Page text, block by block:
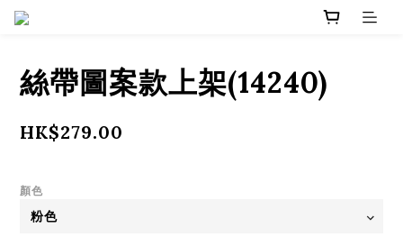
絲帶圖案款上架(14240)
HK$279.00
顏色